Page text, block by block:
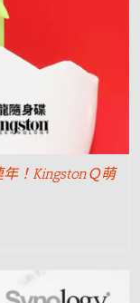
！KingstonＱ萌